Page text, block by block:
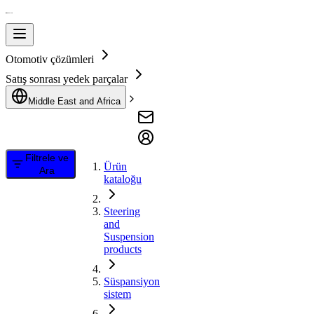
Otomotiv çözümleri
Satış sonrası yedek parçalar
Middle East and Africa
Filtrele ve
Ara
Ürün
kataloğu
Steering
and
Suspension
products
Süspansiyon
sistem